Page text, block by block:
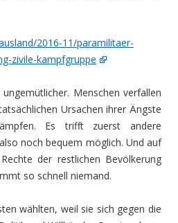
2016-11/paramilitaer-
zivile-kampfgruppe
Menschen verfallen
Ursachen ihrer Ängste
Es trifft zuerst andere
noch bequem möglich. Und auf
der restlichen Bevölkerung
so schnell niemand.
wählten, weil sie sich gegen die